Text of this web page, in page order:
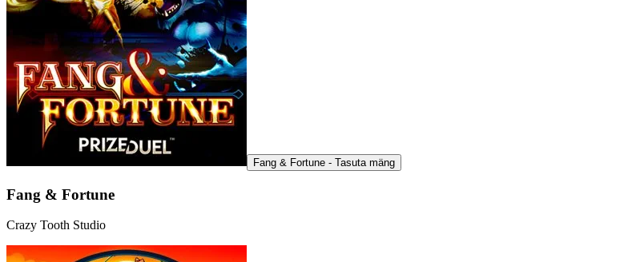
Fang & Fortune - Tasuta mäng
Fang & Fortune
Crazy Tooth Studio